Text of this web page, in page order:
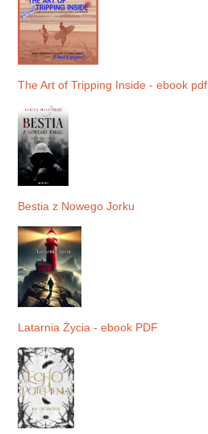
The Art of Tripping Inside - ebook pdf
Bestia z Nowego Jorku
Latarnia Życia - ebook PDF